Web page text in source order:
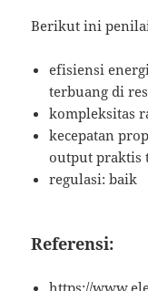
Berikut ini
efisiensi
terbuang di
kompleksitas
kecepatan
output praktis
regulasi: baik
Referensi: